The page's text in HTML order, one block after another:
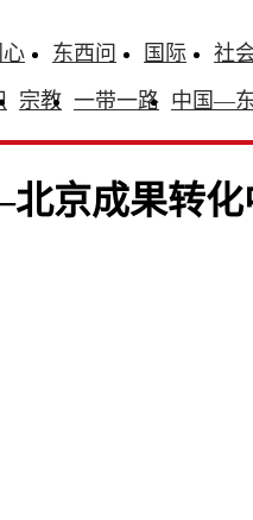
心 东西问 国际 社
宗教 一带一路 中国—
京成果转化